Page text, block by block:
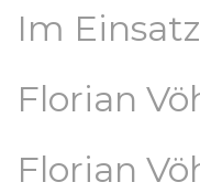
Im Einsatz
Florian
Florian